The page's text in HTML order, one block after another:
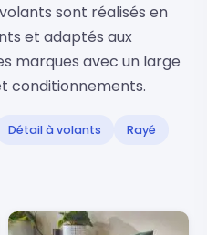
sont réalisés en
et adaptés aux
marques avec un large
conditionnements.
Détail à volants
Rayé